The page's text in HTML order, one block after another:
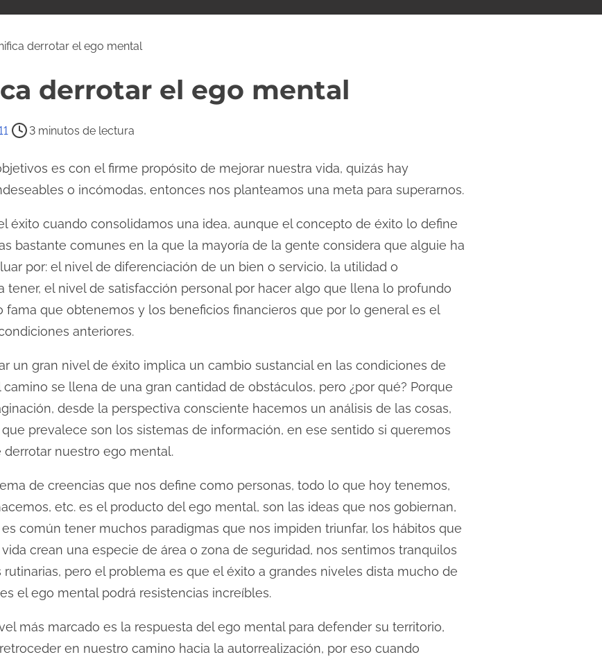
derrotar el ego mental
derrotar el ego mental
3 minutos de lectura
es con el firme propósito de mejorar nuestra vida, quizás hay
o incómodas, entonces nos planteamos una meta para superarnos.
éxito cuando consolidamos una idea, aunque el concepto de éxito lo define
bastante comunes en la que la mayoría de la gente considera que alguie ha
por: el nivel de diferenciación de un bien o servicio, la utilidad o
tener, el nivel de satisfacción personal por hacer algo que llena lo profundo
fama que obtenemos y los beneficios financieros que por lo general es el
anteriores.
un gran nivel de éxito implica un cambio sustancial en las condiciones de
se llena de una gran cantidad de obstáculos, pero ¿por qué? Porque
desde la perspectiva consciente hacemos un análisis de las cosas,
prevalece son los sistemas de información, en ese sentido si queremos
nuestro ego mental.
de creencias que nos define como personas, todo lo que hoy tenemos,
etc. es el producto del ego mental, son las ideas que nos gobiernan,
común tener muchos paradigmas que nos impiden triunfar, los hábitos que
crean una especie de área o zona de seguridad, nos sentimos tranquilos
pero el problema es que el éxito a grandes niveles dista mucho de
el ego mental podrá resistencias increíbles.
más marcado es la respuesta del ego mental para defender su territorio,
en nuestro camino hacia la autorrealización, por eso cuando